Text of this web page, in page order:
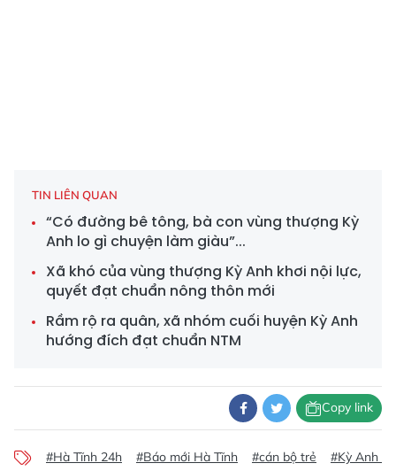
TIN LIÊN QUAN
“Có đường bê tông, bà con vùng thượng Kỳ
Anh lo gì chuyện làm giàu”...
Xã khó của vùng thượng Kỳ Anh khơi nội lực,
quyết đạt chuẩn nông thôn mới
Rầm rộ ra quân, xã nhóm cuối huyện Kỳ Anh
hướng đích đạt chuẩn NTM
Copy link
#Hà Tĩnh 24h #Báo mới Hà Tĩnh #cán bộ trẻ #Kỳ Anh